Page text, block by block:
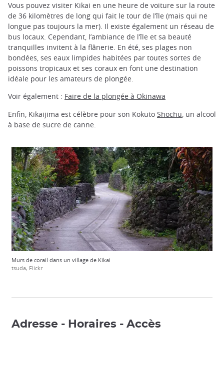
Vous pouvez visiter Kikai en une heure de voiture sur la route
de 36 kilomètres de long qui fait le tour de l’île (mais qui ne
longue pas toujours la mer). Il existe également un réseau de
bus locaux. Cependant, l’ambiance de l’île et sa beauté
tranquilles invitent à la flânerie. En été, ses plages non
bondées, ses eaux limpides habitées par toutes sortes de
poissons tropicaux et ses coraux en font une destination
idéale pour les amateurs de plongée.
Voir également : Faire de la plongée à Okinawa
Enfin, Kikaijima est célèbre pour son Kokuto Shochu , un alcool
à base de sucre de canne.
Murs de corail dans un village de Kikai
tsuda, Flickr
Adresse - Horaires - Accès